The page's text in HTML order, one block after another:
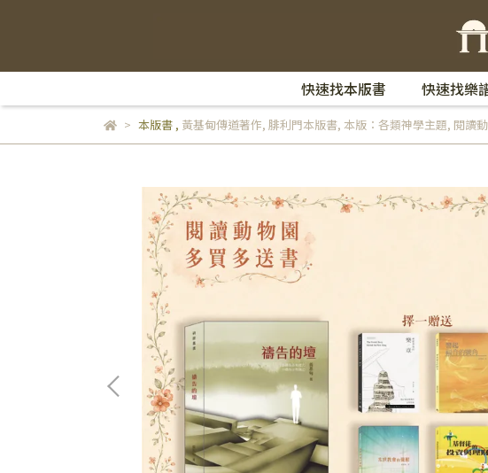
快速找本版書 快速找樂
本版書, 黃基甸傳道著作, 腓利門本版書, 本版：各類神學主題, 閱讀